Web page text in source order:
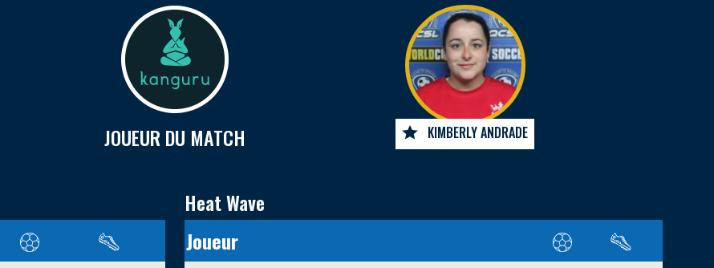
JOUEUR DU MATCH KIMBERLY ANDRADE
Heat Wave
Joueur